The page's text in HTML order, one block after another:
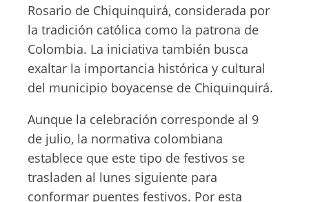
Rosario de Chiquinquirá, considerada por
la tradición católica como la patrona de
Colombia. La iniciativa también busca
exaltar la importancia histórica y cultural
del municipio boyacense de Chiquinquirá.
Aunque la celebración corresponde al 9
de julio, la normativa colombiana
establece que este tipo de festivos se
trasladen al lunes siguiente para
conformar puentes festivos. Por esta